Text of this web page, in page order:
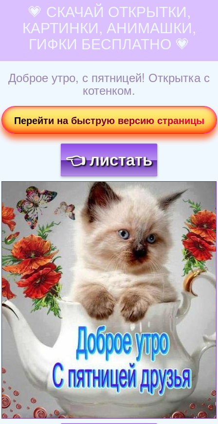
💗 СКАЧАЙ ОТКРЫТКИ,
КАРТИНКИ, АНИМАШКИ,
ГИФКИ БЕСПЛАТНО 💗
Доброе утро, с пятницей! Открытка с
котенком.
Перейти на быструю версию страницы
👈 листать
Загрузка картинки...